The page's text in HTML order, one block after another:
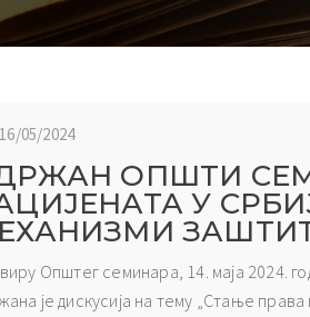
16/05/2024
ОПШТИ
У
Општег семинара, 14. маја 2024.
је дискусија на тему „Стање